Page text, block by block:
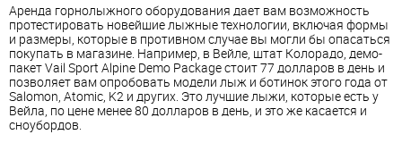
Аренда горнолыжного оборудования дает вам возможность
протестировать новейшие лыжные технологии, включая формы
и размеры, которые в противном случае вы могли бы опасаться
покупать в магазине. Например, в Вейле, штат Колорадо, демо-
пакет Vail Sport Alpine Demo Package стоит 77 долларов в день и
позволяет вам опробовать модели лыж и ботинок этого года от
Salomon, Atomic, K2 и других. Это лучшие лыжи, которые есть у
Вейла, по цене менее 80 долларов в день, и это же касается и
сноубордов.